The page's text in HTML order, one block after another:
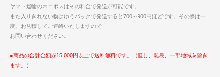
ヤマト運輸のネコポスはその料金で発送が可能です。
また入りきれない物はゆうパックで発送すると700～900円ほどです。その際は一
度、お見積してご連絡いたしますので
お問い合わせください。
●商品の合計金額が15,000円以上で送料無料です。（但し、離島、一部地域を除き
ます。）